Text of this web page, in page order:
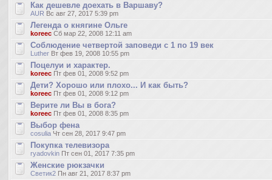
Как дешевле доехать в Варшаву?
AUR Вс авг 27, 2017 5:39 pm
Легенда о княгине Ольге
koreec Сб мар 22, 2008 12:11 am
Соблюдение четвертой заповеди с 1 по 19 век
Luther Вт фев 19, 2008 10:55 pm
Поцелуи и характер.
koreec Пт фев 01, 2008 9:52 pm
Дети? Хорошо или плохо... И как быть?
koreec Пт фев 01, 2008 9:12 pm
Верите ли Вы в бога?
koreec Пт фев 01, 2008 8:35 pm
Выбор фена
cosulia Чт сен 28, 2017 9:47 pm
Покупка телевизора
ryadovkin Пт сен 01, 2017 7:35 pm
Женские рюкзачки
Светик2 Пн авг 21, 2017 8:37 pm